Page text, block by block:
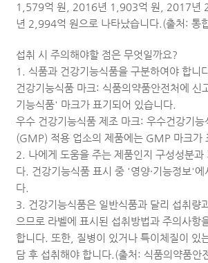
1,579억 원, 2016년 1,903억 원, 2017년
년 2,994억 원으로 나타났습니다.(출처: 통
섭취 시 주의해야할 점은 무엇일까요?
1. 식품과 건강기능식품을 구분하여야 합니
건강기능식품 마크: 식품의약품안전처에 신
기능식품' 마크가 표기되어 있습니다.
우수 건강기능식품 제조 마크: 우수건강기능
(GMP) 적용 업소의 제품에는 GMP 마크가
2. 나에게 도움을 주는 제품인지 구성성분과
다. 건강기능식품 표시 중 '영양·기능정보'에
다.
3. 건강기능식품은 일반식품과 달리 섭취량
으므로 라벨에 표시된 섭취방법과 주의사항
합니다. 또한, 질병이 있거나 특이체질이 있
담 후 섭취해야 합니다.(출처: 식품의약품안